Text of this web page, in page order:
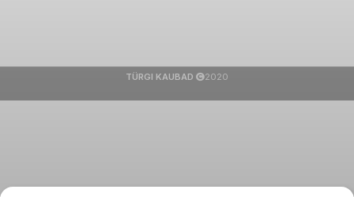
TÜRGI KAUBAD 2020